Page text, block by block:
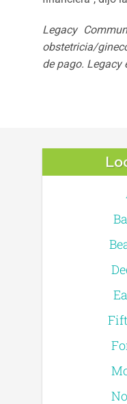
Legacy
obstetricia/
de pago. Legacy